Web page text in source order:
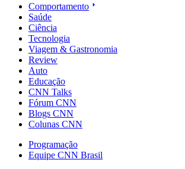
Comportamento
Saúde
Ciência
Tecnologia
Viagem & Gastronomia
Review
Auto
Educação
CNN Talks
Fórum CNN
Blogs CNN
Colunas CNN
Programação
Equipe CNN Brasil